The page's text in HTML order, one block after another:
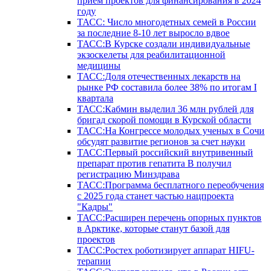
году
ТАСС: Число многодетных семей в России
за последние 8-10 лет выросло вдвое
ТАСС:В Курске создали индивидуальные
экзоскелеты для реабилитационной
медицины
ТАСС:Доля отечественных лекарств на
рынке РФ составила более 38% по итогам I
квартала
ТАСС:Кабмин выделил 36 млн рублей для
бригад скорой помощи в Курской области
ТАСС:На Конгрессе молодых ученых в Сочи
обсудят развитие регионов за счет науки
ТАСС:Первый российский внутривенный
препарат против гепатита В получил
регистрацию Минздрава
ТАСС:Программа бесплатного переобучения
с 2025 года станет частью нацпроекта
"Кадры"
ТАСС:Расширен перечень опорных пунктов
в Арктике, которые станут базой для
проектов
ТАСС:Ростех роботизирует аппарат HIFU-
терапии